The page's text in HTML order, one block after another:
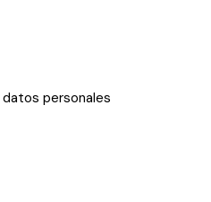
personales